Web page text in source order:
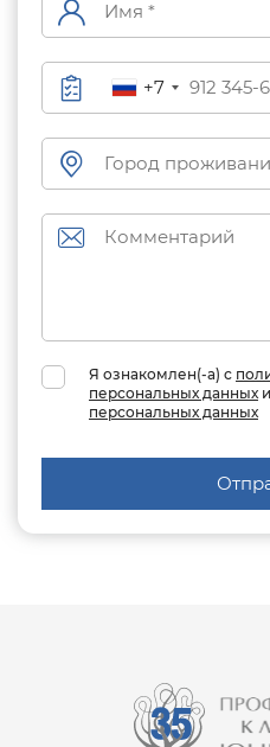
+7
Я ознакомлен(-а) с
персональных данных
персональных данных